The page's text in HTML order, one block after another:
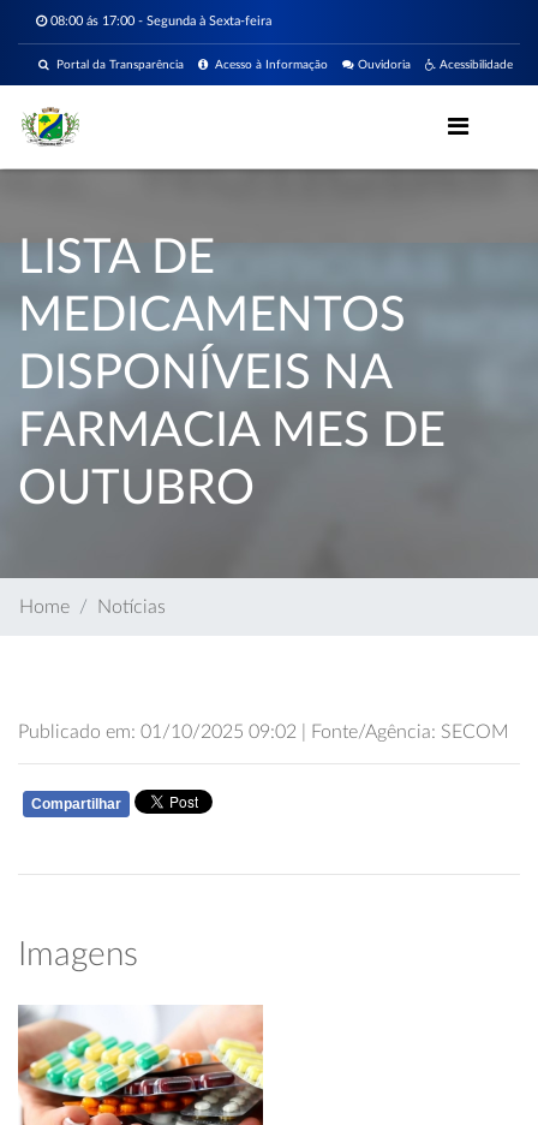
08:00 ás 17:00 - Segunda à Sexta-feira
Acessibilidade
Ouvidoria
Acesso à Informação
Portal da Transparência
LISTA DE
MEDICAMENTOS
DISPONÍVEIS NA
FARMACIA MES DE
OUTUBRO
Home Notícias
Publicado em: 01/10/2025 09:02 | Fonte/Agência: SECOM
Compartilhar
Imagens